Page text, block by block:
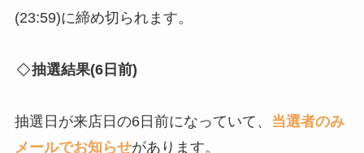
(23:59)に締め切られます。
抽選結果(6日前)
抽選日が来店日の6日前になっていて、 当選者のみ
メールでお知らせがあります。